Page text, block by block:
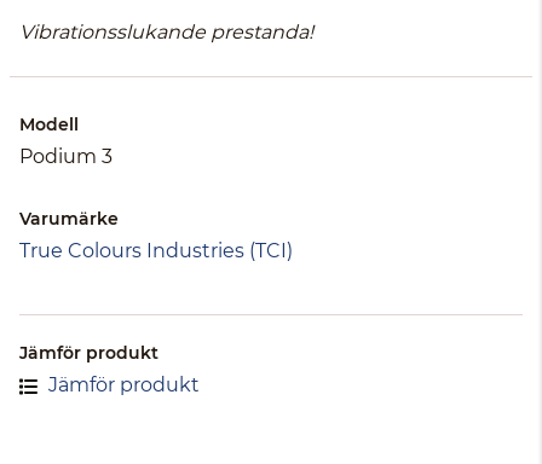
Vibrationsslukande prestanda!
Modell
Podium 3
Varumärke
True Colours Industries (TCI)
Jämför produkt
Jämför produkt